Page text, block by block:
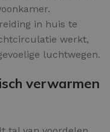
in huis te
werkt,
luchtwegen.
verwarmen